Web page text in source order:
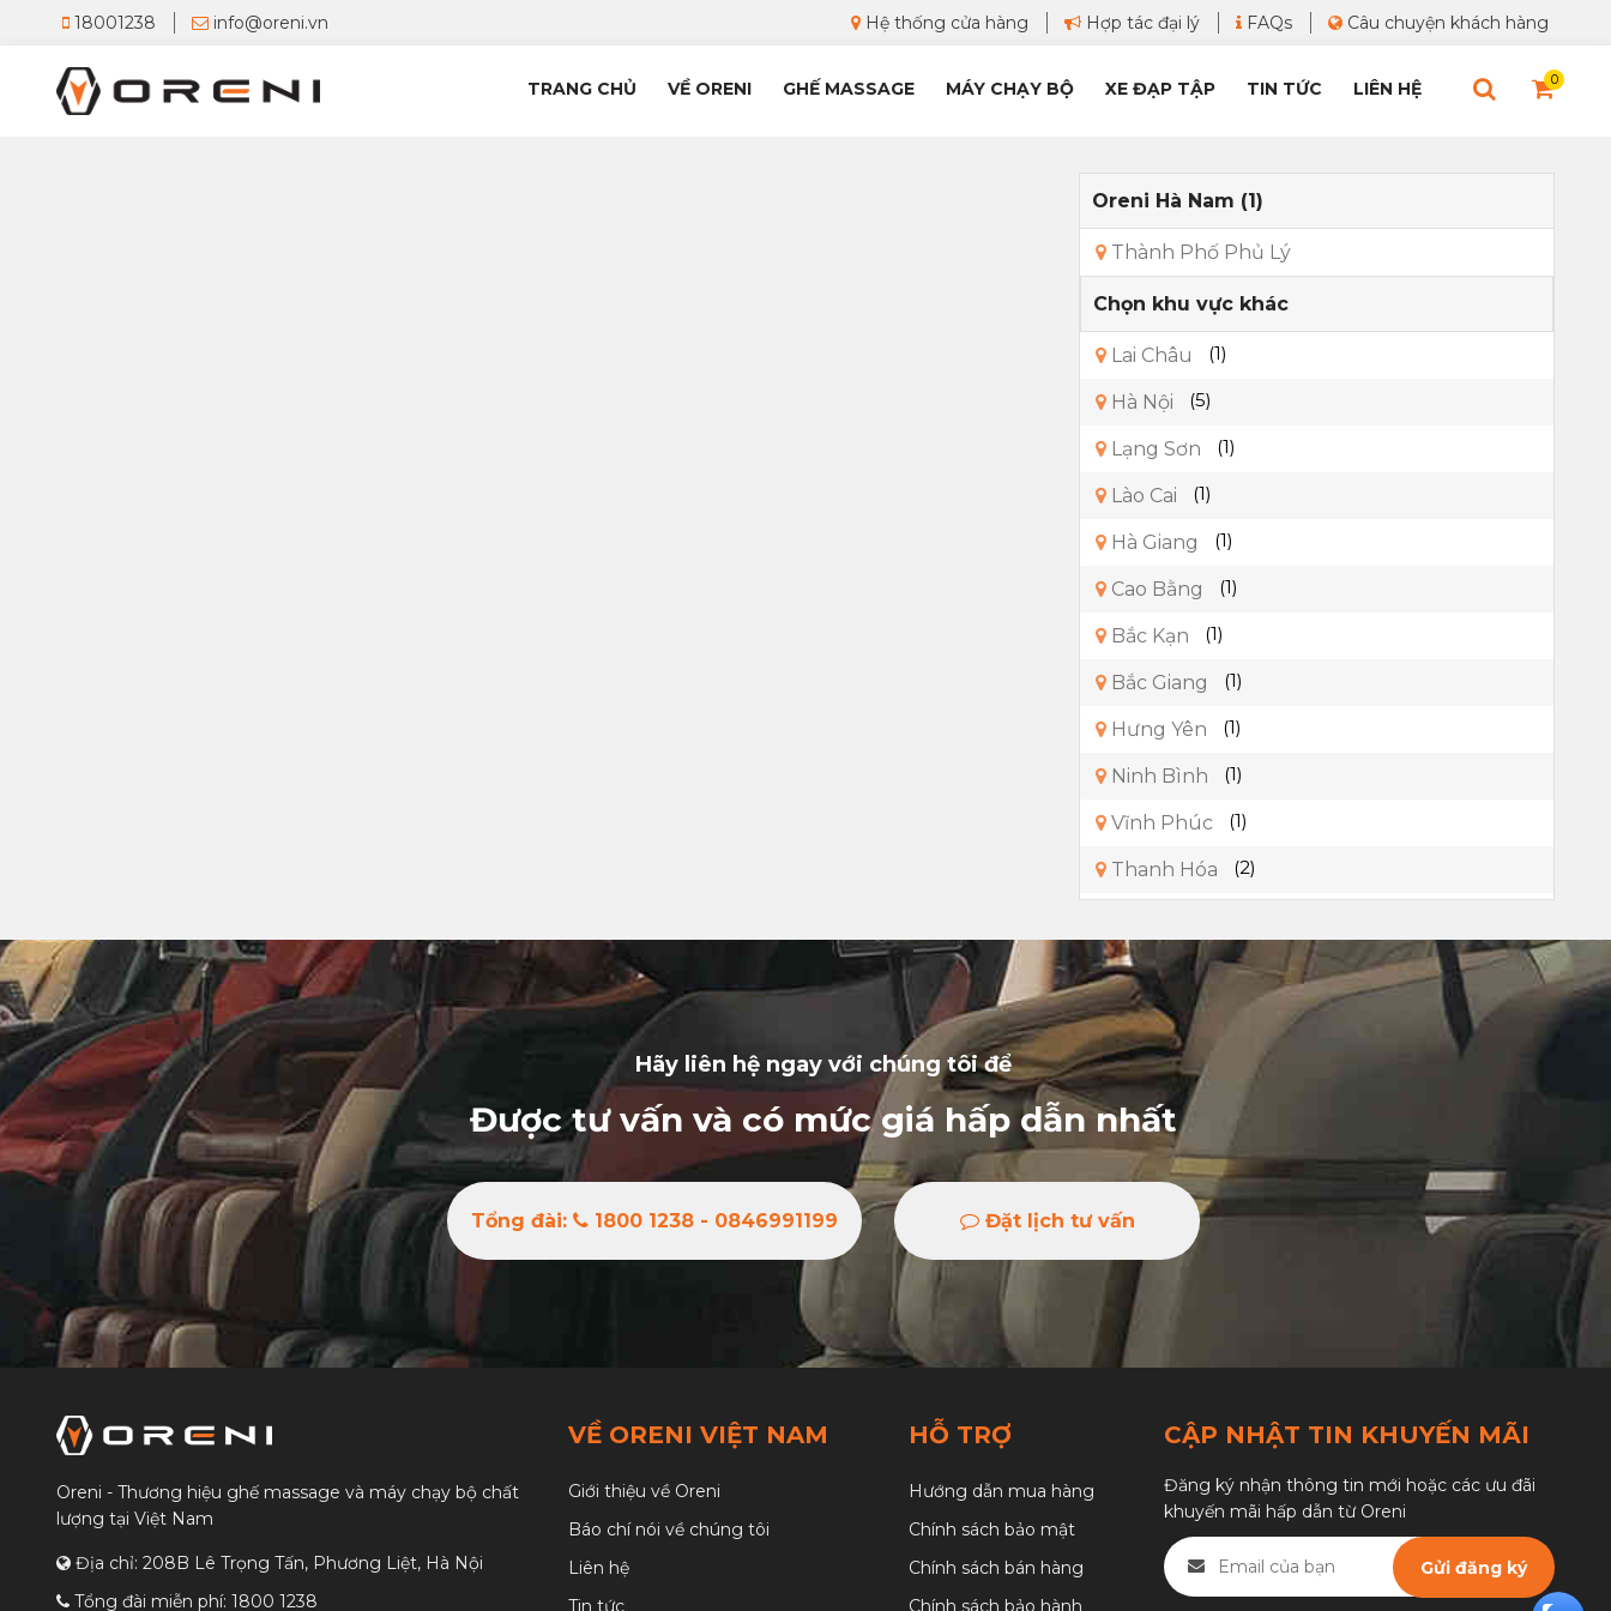
18001238 info@oreni.vn Hệ thống cửa hàng Hợp tác đại lý FAQs Câu chuyện khách hàng
0
TRANG CHỦ VỀ ORENI GHẾ MASSAGE MÁY CHẠY BỘ XE ĐẠP TẬP TIN TỨC LIÊN HỆ
Oreni Hà Nam (1)
Thành Phố Phủ Lý
Chọn khu vực khác
Lai Châu (1)
Hà Nội (5)
Lạng Sơn (1)
Lào Cai (1)
Hà Giang (1)
Cao Bằng (1)
Bắc Kạn (1)
Bắc Giang (1)
Hưng Yên (1)
Ninh Bình (1)
Vĩnh Phúc (1)
Thanh Hóa (2)
Quảng Bình
Thừa Thiên - Huế (1)
Quảng Nam (1)
Bình Định
Phú Yên
Khánh Hòa (1)
Ninh Thuận
Bình Thuận
Kon Tum
Đắk Lắk (3)
Đắk Nông (2)
Lâm Đồng (2)
Bình Phước (1)
Hãy liên hệ ngay với chúng tôi để
Được tư vấn và có mức giá hấp dẫn nhất
Tổng đài: 1800 1238 - 0846991199 Đặt lịch tư vấn
Oreni - Thương hiệu ghế massage và máy chạy bộ chất
lượng tại Việt Nam
Địa chỉ: 208B Lê Trọng Tấn, Phương Liệt, Hà Nội
Tổng đài miễn phí: 1800 1238
VỀ ORENI VIỆT NAM
Giới thiệu về Oreni
Báo chí nói về chúng tôi
Liên hệ
Tin tức
HỖ TRỢ
Hướng dẫn mua hàng
Chính sách bảo mật
Chính sách bán hàng
Chính sách bảo hành
CẬP NHẬT TIN KHUYẾN MÃI
Đăng ký nhận thông tin mới hoặc các ưu đãi
khuyến mãi hấp dẫn từ Oreni